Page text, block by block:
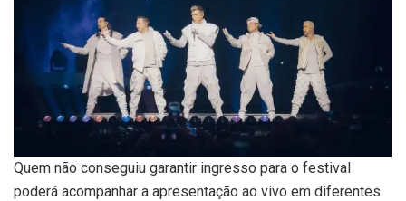
Quem não conseguiu garantir ingresso para o festival
poderá acompanhar a apresentação ao vivo em diferentes